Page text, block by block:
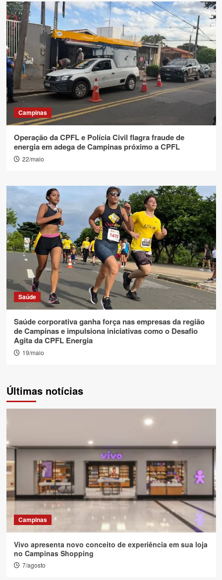
Campinas
Operação da CPFL e Polícia Civil flagra fraude de
energia em adega de Campinas próximo a CPFL
22/maio
Saúde
Saúde corporativa ganha força nas empresas da região
de Campinas e impulsiona iniciativas como o Desafio
Agita da CPFL Energia
19/maio
Últimas notícias
Campinas
Vivo apresenta novo conceito de experiência em sua loja
no Campinas Shopping
7/agosto